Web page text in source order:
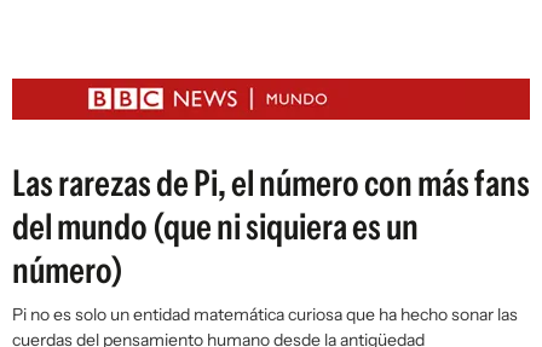
ESTADOS UNIDOS
Las rarezas de Pi, el número con más fans
del mundo (que ni siquiera es un
número)
Pi no es solo un entidad matemática curiosa que ha hecho sonar las
cuerdas del pensamiento humano desde la antigüedad